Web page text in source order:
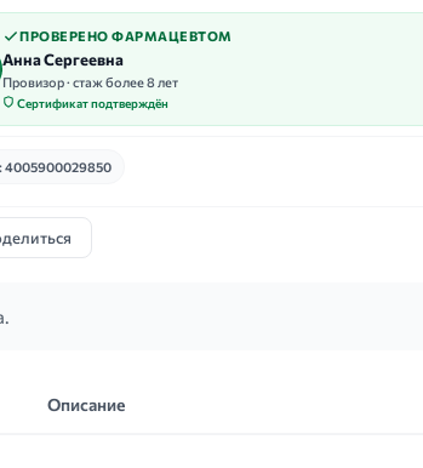
ПРОВЕРЕНО ФАРМАЦЕВТОМ
Анна Сергеевна
Провизор · стаж более 8 лет
Сертификат подтверждён
4005900029850
Описание